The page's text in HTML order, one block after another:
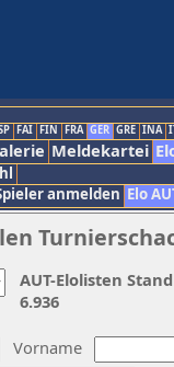
FAI FIN FRA GER GRE INA
Meldekartei
anmelden Elo
Vorname
AUT-Elolisten
6.936